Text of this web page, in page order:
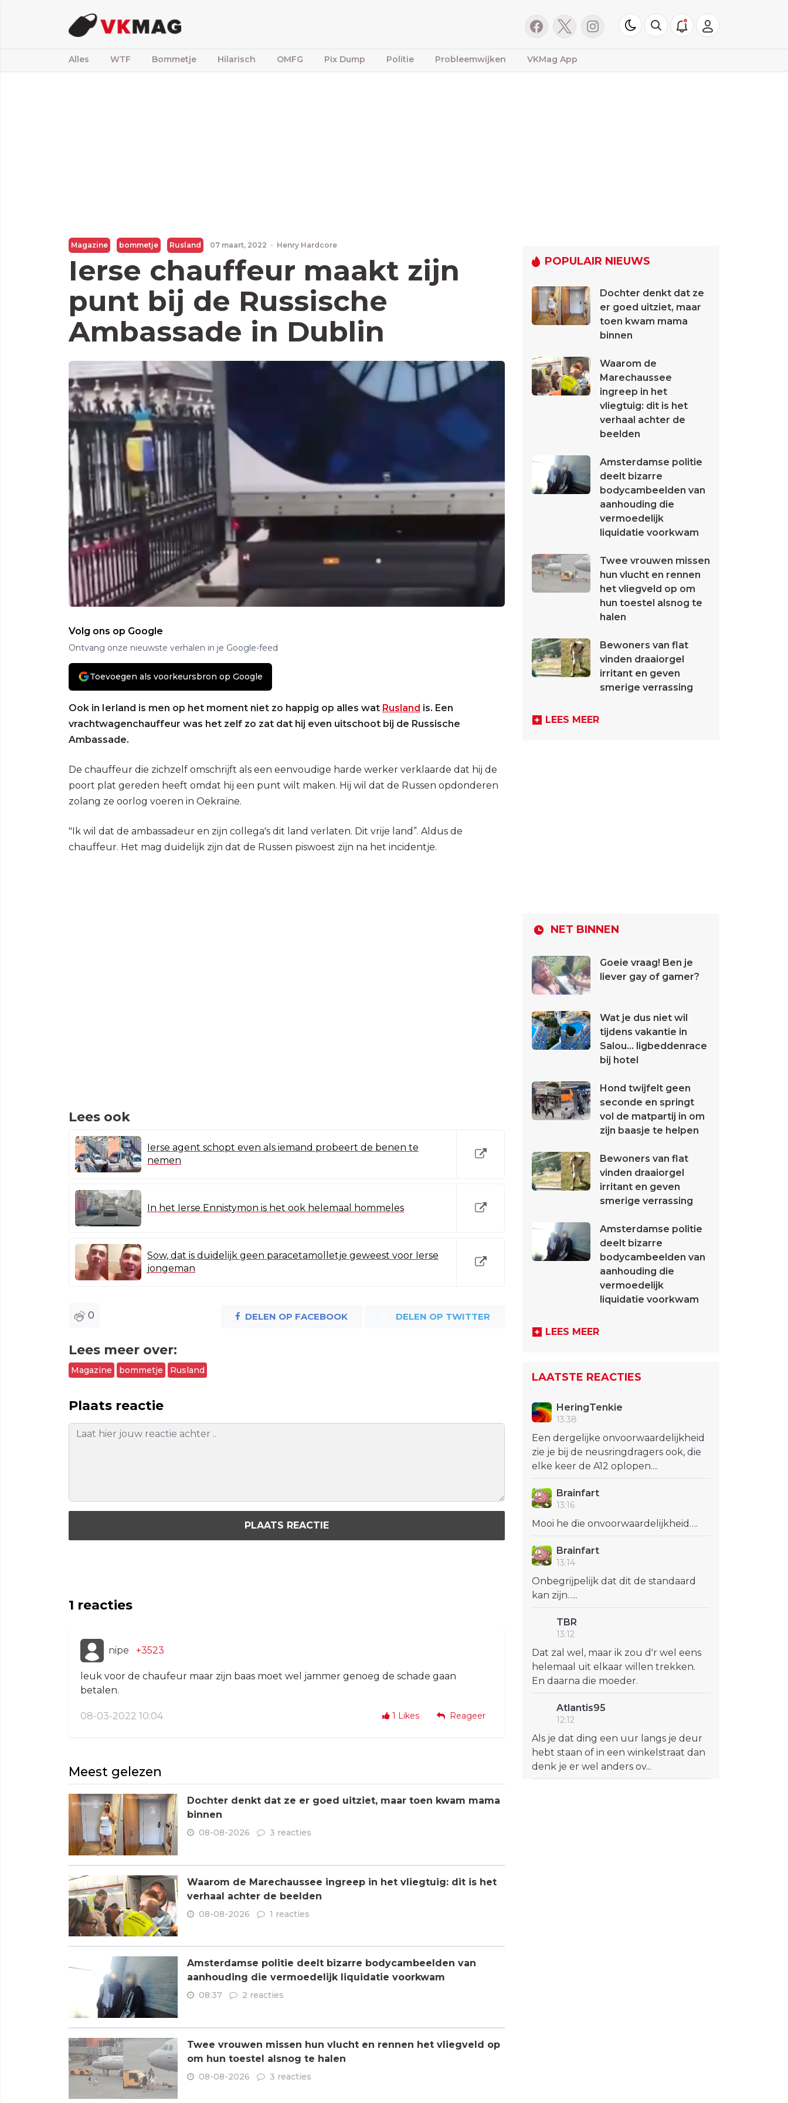
Alles WTF Bommetje Hilarisch OMFG Pix Dump Politie Probleemwijken VKMag App
Magazine bommetje Rusland 07 maart, 2022 · Henry Hardcore
Ierse chauffeur maakt zijn
punt bij de Russische
Ambassade in Dublin
Volg ons op Google
Ontvang onze nieuwste verhalen in je Google-feed
Toevoegen als voorkeursbron op Google
Ook in Ierland is men op het moment niet zo happig op alles wat Rusland is. Een
vrachtwagenchauffeur was het zelf zo zat dat hij even uitschoot bij de Russische
Ambassade.
De chauffeur die zichzelf omschrijft als een eenvoudige harde werker verklaarde dat hij de
poort plat gereden heeft omdat hij een punt wilt maken. Hij wil dat de Russen opdonderen
zolang ze oorlog voeren in Oekraïne.
"Ik wil dat de ambassadeur en zijn collega's dit land verlaten. Dit vrije land”. Aldus de
chauffeur. Het mag duidelijk zijn dat de Russen piswoest zijn na het incidentje.
Lees ook
Ierse agent schopt even als iemand probeert de benen te
nemen
In het Ierse Ennistymon is het ook helemaal hommeles
Sow, dat is duidelijk geen paracetamolletje geweest voor Ierse
jongeman
0 DELEN OP FACEBOOK DELEN OP TWITTER
Lees meer over:
Magazine bommetje Rusland
Plaats reactie
PLAATS REACTIE
1 reacties
nipe +3523
leuk voor de chaufeur maar zijn baas moet wel jammer genoeg de schade gaan
betalen.
08-03-2022 10:04 1 Likes Reageer
Meest gelezen
Dochter denkt dat ze er goed uitziet, maar toen kwam mama
binnen
08-08-2026 3 reacties
Waarom de Marechaussee ingreep in het vliegtuig: dit is het
verhaal achter de beelden
08-08-2026 1 reacties
Amsterdamse politie deelt bizarre bodycambeelden van
aanhouding die vermoedelijk liquidatie voorkwam
08:37 2 reacties
Twee vrouwen missen hun vlucht en rennen het vliegveld op
om hun toestel alsnog te halen
08-08-2026 3 reacties
POPULAIR NIEUWS
Dochter denkt dat ze
er goed uitziet, maar
toen kwam mama
binnen
Waarom de
Marechaussee
ingreep in het
vliegtuig: dit is het
verhaal achter de
beelden
Amsterdamse politie
deelt bizarre
bodycambeelden van
aanhouding die
vermoedelijk
liquidatie voorkwam
Twee vrouwen missen
hun vlucht en rennen
het vliegveld op om
hun toestel alsnog te
halen
Bewoners van flat
vinden draaiorgel
irritant en geven
smerige verrassing
LEES MEER
NET BINNEN
Goeie vraag! Ben je
liever gay of gamer?
Wat je dus niet wil
tijdens vakantie in
Salou... ligbeddenrace
bij hotel
Hond twijfelt geen
seconde en springt
vol de matpartij in om
zijn baasje te helpen
Bewoners van flat
vinden draaiorgel
irritant en geven
smerige verrassing
Amsterdamse politie
deelt bizarre
bodycambeelden van
aanhouding die
vermoedelijk
liquidatie voorkwam
LEES MEER
LAATSTE REACTIES
HeringTenkie
13:38
Een dergelijke onvoorwaardelijkheid
zie je bij de neusringdragers ook, die
elke keer de A12 oplopen....
Brainfart
13:16
Mooi he die onvoorwaardelijkheid….
Brainfart
13:14
Onbegrijpelijk dat dit de standaard
kan zijn…..
TBR
13:12
Dat zal wel, maar ik zou d'r wel eens
helemaal uit elkaar willen trekken.
En daarna die moeder.
Atlantis95
12:12
Als je dat ding een uur langs je deur
hebt staan of in een winkelstraat dan
denk je er wel anders ov...